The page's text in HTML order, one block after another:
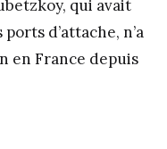
qui avait
d’attache, n’a
en France depuis